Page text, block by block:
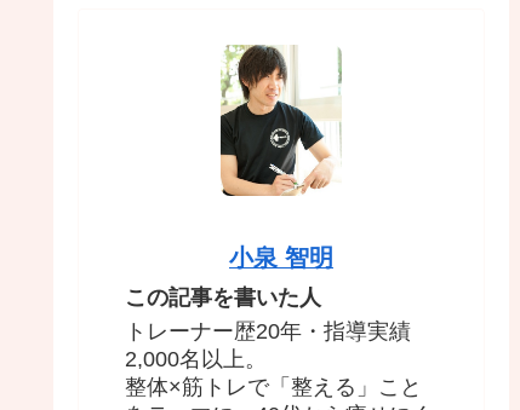
小泉 智明
この記事を書いた人
トレーナー歴20年・指導実績
2,000名以上。
整体×筋トレで「整える」こと